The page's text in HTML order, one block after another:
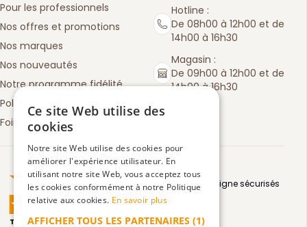
Pour les professionnels
Nos offres et promotions
Nos marques
Nos nouveautés
Notre programme fidélité
Politique de retours
Foire aux questions
Hotline :
De 08h00 à 12h00 et de
14h00 à 16h30
Magasin :
De 09h00 à 12h00 et de
14h00 à 16h30
Truspilot : La Boutique des chefs
TrustScore4.5 | 3083avis
Moyens de paiement en ligne sécurisés
Ce site Web utilise des
cookies
Notre site Web utilise des cookies pour
améliorer l'expérience utilisateur. En
utilisant notre site Web, vous acceptez tous
les cookies conformément à notre Politique
relative aux cookies. En savoir plus
AFFICHER TOUS LES PARTENAIRES (1)